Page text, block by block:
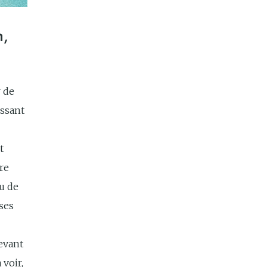
de
de
voir,